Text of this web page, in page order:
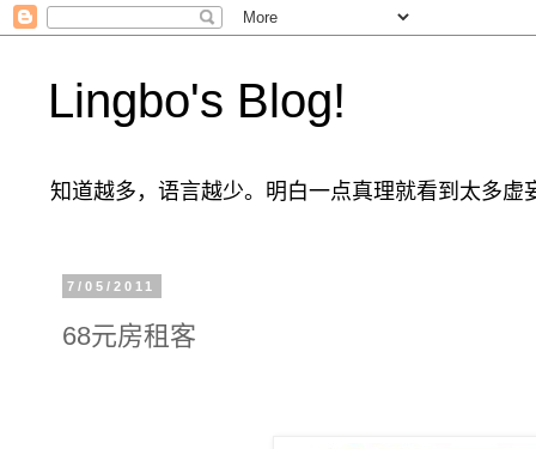
Lingbo's Blog!
知道越多，语言越少。明白一点真理就看到太多虚
7/05/2011
68元房租客